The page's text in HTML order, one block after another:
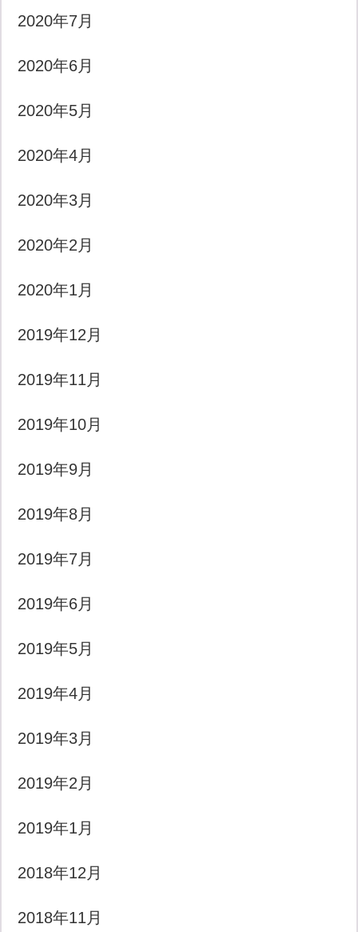
2020年7月
2020年6月
2020年5月
2020年4月
2020年3月
2020年2月
2020年1月
2019年12月
2019年11月
2019年10月
2019年9月
2019年8月
2019年7月
2019年6月
2019年5月
2019年4月
2019年3月
2019年2月
2019年1月
2018年12月
2018年11月